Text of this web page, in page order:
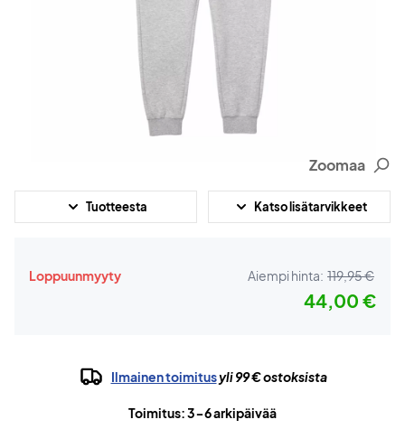
Zoomaa
Tuotteesta Katso lisätarvikkeet
Loppuunmyyty Aiempi hinta: 119,95 €
44,00 €
Ilmainen toimitusyli 99 € ostoksista
Toimitus: 3-6 arkipäivää